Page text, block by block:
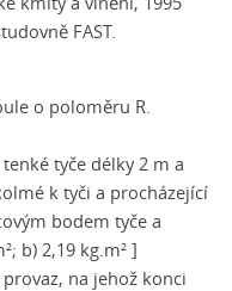
FAST.
o poloměru R.
tyče délky 2 m a
k tyči a procházející
bodem tyče a
2; b) 2,19 kg.m2 ]
na jehož konci